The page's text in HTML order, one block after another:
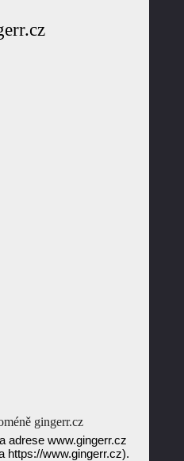
gingerr.cz
adrese www.gingerr.cz
https://www.gingerr.cz).